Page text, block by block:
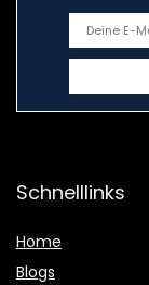
Schnelllinks
Home
Blogs